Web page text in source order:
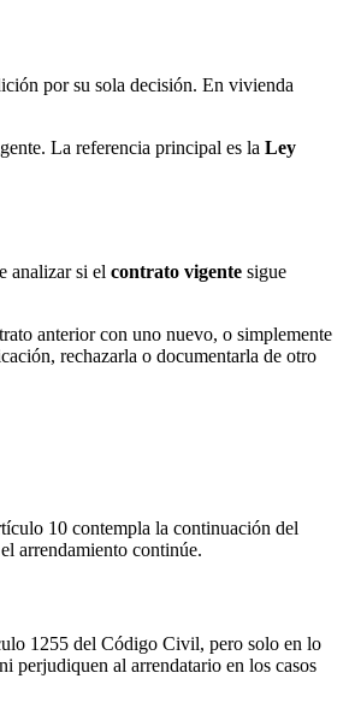
por su sola decisión. En vivienda
La referencia principal es la Ley
analizar si el contrato vigente sigue
anterior con uno nuevo, o simplemente
rechazarla o documentarla de otro
10 contempla la continuación del
arrendamiento continúe.
1255 del Código Civil, pero solo en lo
perjudiquen al arrendatario en los casos